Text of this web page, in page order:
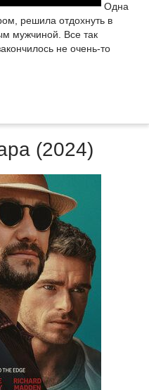
Одна
решила отдохнуть в
мужчиной. Все так
не очень-то
(2024)